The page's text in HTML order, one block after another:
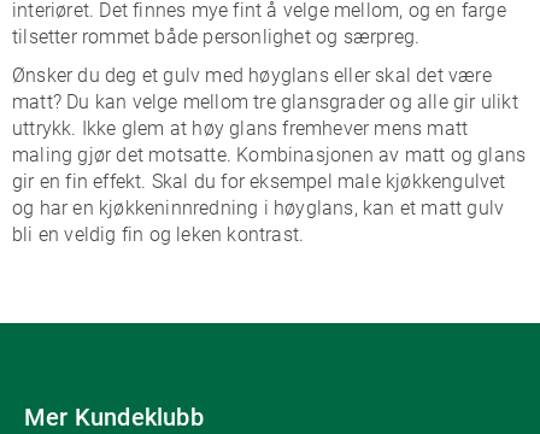
interiøret. Det finnes mye fint å velge mellom, og en farge
tilsetter rommet både personlighet og særpreg.
Ønsker du deg et gulv med høyglans eller skal det være
matt? Du kan velge mellom tre glansgrader og alle gir ulikt
uttrykk. Ikke glem at høy glans fremhever mens matt
maling gjør det motsatte. Kombinasjonen av matt og glans
gir en fin effekt. Skal du for eksempel male kjøkkengulvet
og har en kjøkkeninnredning i høyglans, kan et matt gulv
bli en veldig fin og leken kontrast.
Mer Kundeklubb